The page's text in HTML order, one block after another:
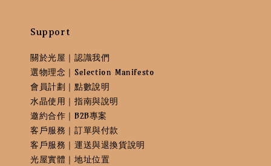
Support
關於光屋｜認識我們
選物理念｜Selection Manifesto
會員計劃｜點數說明
水晶使用｜指南與說明
邀約合作｜B2B專案
客戶服務｜訂單與付款
客戶服務｜運送與退換貨說明
光屋實體｜地址位置